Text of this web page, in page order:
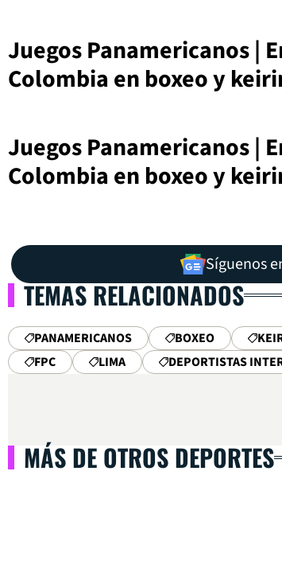
Juegos Panamericanos |
Colombia en boxeo y
Juegos Panamericanos |
Colombia en boxeo y
Síguenos
TEMAS RELACIONADOS
PANAMERICANOS BOXEO
FPC
LIMA DEPORTISTAS
MÁS DE OTROS DEPORTES